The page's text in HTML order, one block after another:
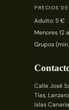
PRECIOS
Adulto: 5 €
Menores 12
Grupos
Calle José
Tías,
Islas